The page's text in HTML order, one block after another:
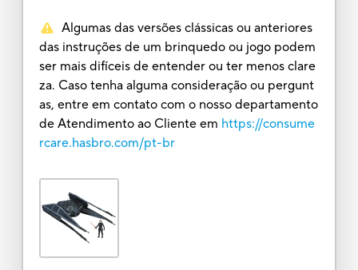
Algumas das versões clássicas ou anteriores
das instruções de um brinquedo ou jogo podem
ser mais difíceis de entender ou ter menos clare
za. Caso tenha alguma consideração ou pergunt
as, entre em contato com o nosso departamento
de Atendimento ao Cliente em https://consume
rcare.hasbro.com/pt-br